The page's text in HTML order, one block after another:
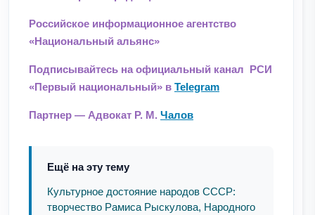
Российское информационное агентство
«Национальный альянс»
Подписывайтесь на официальный канал РСИ
«Первый национальный» в Telegram
Партнер — Адвокат Р. М. Чалов
Ещё на эту тему
Культурное достояние народов СССР:
творчество Рамиса Рыскулова, Народного